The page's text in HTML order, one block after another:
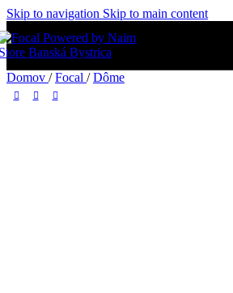
Skip to navigation Skip to main content
Domov / Focal / Dôme